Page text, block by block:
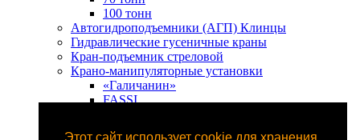
100 тонн
Автогидроподъемники (АГП) Клинцы
Гидравлические гусеничные краны
Кран-подъемник стреловой
Крано-манипуляторные установки
«Галичанин»
FASSI
HIAB